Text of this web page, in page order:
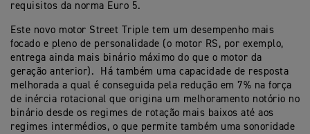
requisitos da norma Euro 5.
Este novo motor Street Triple tem um desempenho mais
focado e pleno de personalidade (o motor RS, por exemplo,
entrega ainda mais binário máximo do que o motor da
geração anterior). Há também uma capacidade de resposta
melhorada a qual é conseguida pela redução em 7% na força
de inércia rotacional que origina um melhoramento notório no
binário desde os regimes de rotação mais baixos até aos
regimes intermédios, o que permite também uma sonoridade